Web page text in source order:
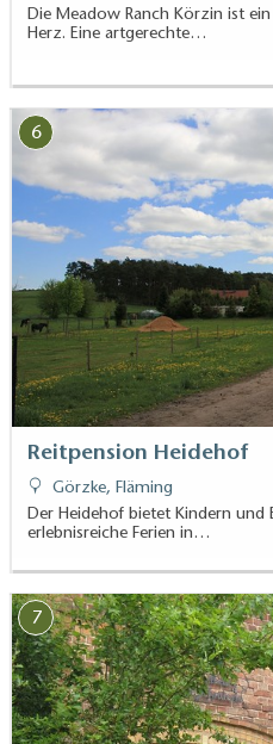
Die Meadow Ranch Körzin ist
Herz. Eine artgerechte…
6
Reitpension Heidehof
Görzke, Fläming
Der Heidehof bietet Kindern und
erlebnisreiche Ferien in…
7